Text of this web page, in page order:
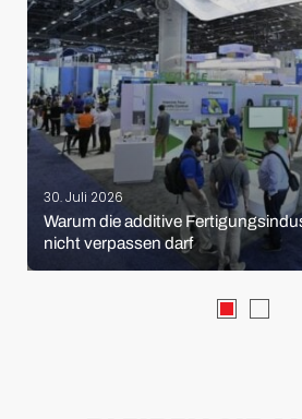
30. Juli 2026
Warum die additive
nicht verpassen darf